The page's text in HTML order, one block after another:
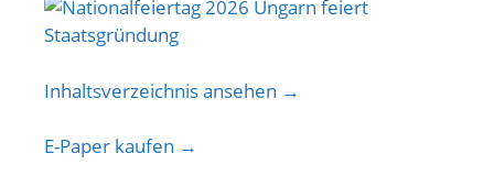
Inhaltsverzeichnis ansehen →
E-Paper kaufen →